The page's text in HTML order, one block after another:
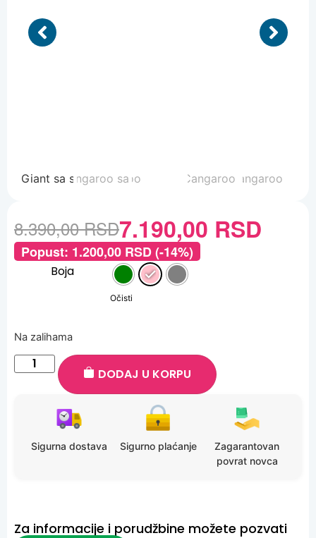
8.390,00RSD7.190,00 RSD
Popust: 1.200,00 RSD(-14%)
Boja
Očisti
Na zalihama
DODAJ U KORPU
Sigurna dostava Sigurno plaćanje
Zagarantovan
povrat novca
Za informacije i porudžbine možete pozvati